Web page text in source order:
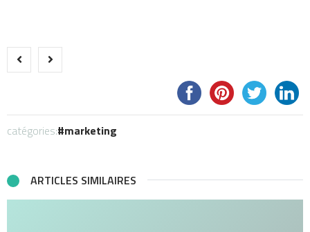
catégories: marketing
ARTICLES SIMILAIRES